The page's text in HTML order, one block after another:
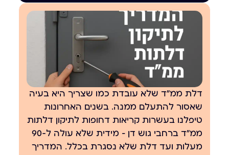
דלת ממ״ד שלא עובדת כמו שצריך היא בעיה
שאסור להתעלם ממנה. בשנים האחרונות
טיפלנו בעשרות קריאות דחופות לתיקון דלתות
ממ״ד ברחבי גוש דן — מידית שלא עולה ל-90
מעלות ועד דלת שלא נסגרת בכלל. המדריך